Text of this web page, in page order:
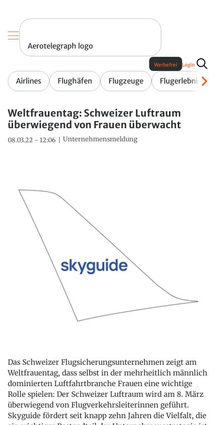
Aerotelegraph logo
Airlines Flughäfen Flugzeuge Flugerlebnis
Werbefrei Login
Weltfrauentag: Schweizer Luftraum
überwiegend von Frauen überwacht
08.03.22 - 12:06 Unternehmensmeldung
Das Schweizer Flugsicherungsunternehmen zeigt am
Weltfrauentag, dass selbst in der mehrheitlich männlich
dominierten Luftfahrtbranche Frauen eine wichtige
Rolle spielen: Der Schweizer Luftraum wird am 8. März
überwiegend von Flugverkehrsleiterinnen geführt.
Skyguide fördert seit knapp zehn Jahren die Vielfalt, die